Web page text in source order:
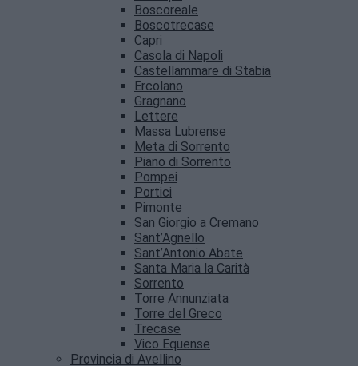
Boscoreale
Boscotrecase
Capri
Casola di Napoli
Castellammare di Stabia
Ercolano
Gragnano
Lettere
Massa Lubrense
Meta di Sorrento
Piano di Sorrento
Pompei
Portici
Pimonte
San Giorgio a Cremano
Sant’Agnello
Sant’Antonio Abate
Santa Maria la Carità
Sorrento
Torre Annunziata
Torre del Greco
Trecase
Vico Equense
Provincia di Avellino